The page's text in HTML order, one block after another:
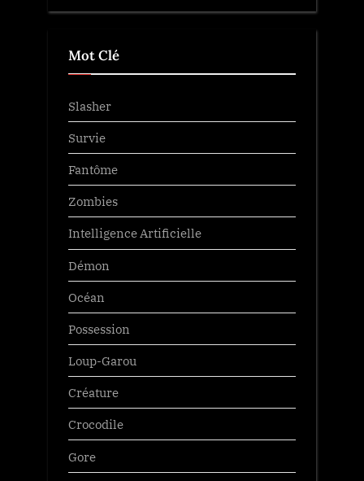
Mot Clé
Slasher
Survie
Fantôme
Zombies
Intelligence Artificielle
Démon
Océan
Possession
Loup-Garou
Créature
Crocodile
Gore